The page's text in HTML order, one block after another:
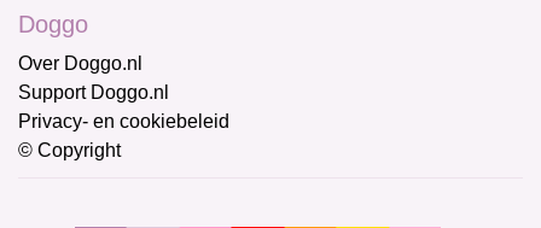
Doggo
Over Doggo.nl
Support Doggo.nl
Privacy- en cookiebeleid
© Copyright